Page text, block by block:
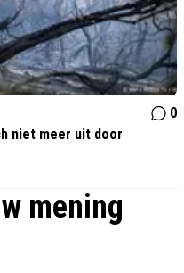
0
niet meer uit door
mening